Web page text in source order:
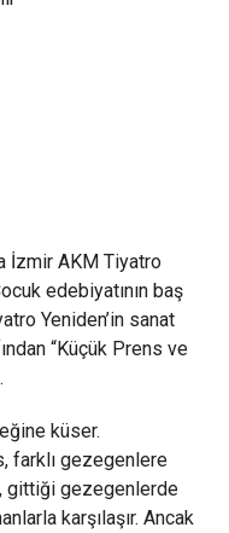
İzmir AKM Tiyatro
edebiyatının baş
Yeniden’in sanat
“Küçük Prens ve
küser.
farklı gezegenlere
gittiği gezegenlerde
karşılaşır. Ancak